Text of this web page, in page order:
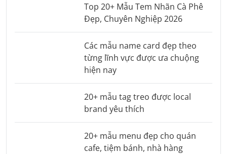
Top 20+ Mẫu Tem Nhãn Cà Phê
Đẹp, Chuyên Nghiệp 2026
Các mẫu name card đẹp theo
từng lĩnh vực được ưa chuộng
hiện nay
20+ mẫu tag treo được local
brand yêu thích
20+ mẫu menu đẹp cho quán
cafe, tiệm bánh, nhà hàng